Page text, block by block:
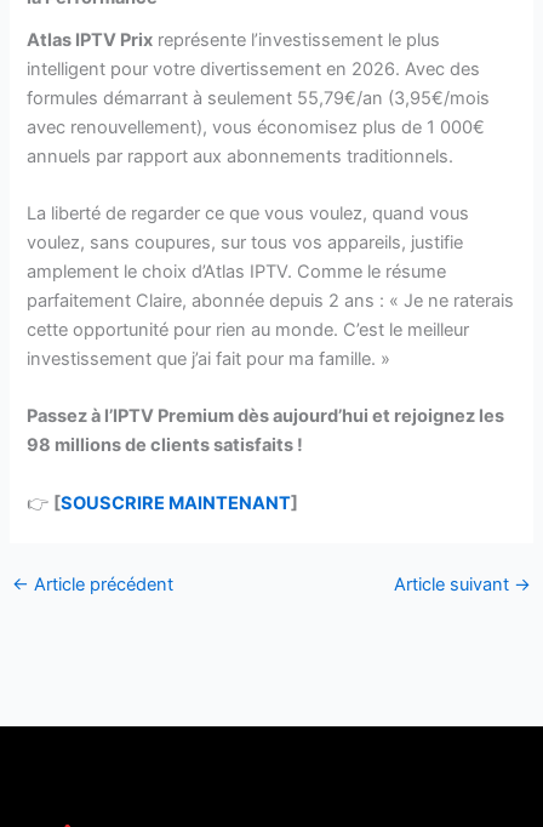
Atlas IPTV Prix représente l’investissement le plus
intelligent pour votre divertissement en 2026. Avec des
formules démarrant à seulement 55,79€/an (3,95€/mois
avec renouvellement), vous économisez plus de 1 000€
annuels par rapport aux abonnements traditionnels.
La liberté de regarder ce que vous voulez, quand vous
voulez, sans coupures, sur tous vos appareils, justifie
amplement le choix d’Atlas IPTV. Comme le résume
parfaitement Claire, abonnée depuis 2 ans : « Je ne raterais
cette opportunité pour rien au monde. C’est le meilleur
investissement que j’ai fait pour ma famille. »
Passez à l’IPTV Premium dès aujourd’hui et rejoignez les
98 millions de clients satisfaits !
👉 [SOUSCRIRE MAINTENANT]
← Article précédent Article suivant →